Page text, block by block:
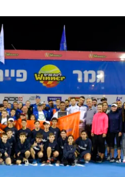
הפועל תל אביב
הפועל חיפה
הפועל באר שבע
מכבי נתניה
בני יהודה